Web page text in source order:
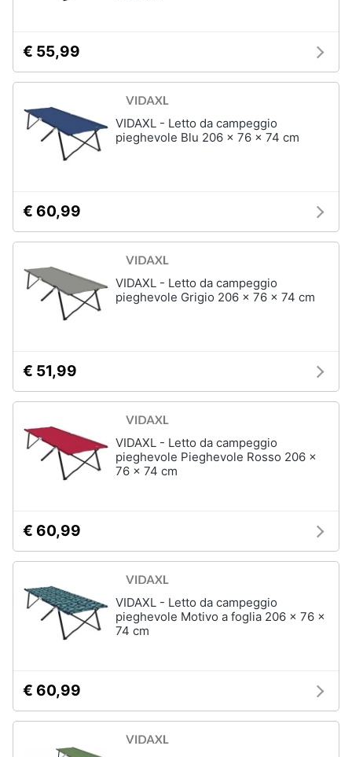
€ 55,99
VIDAXL - Letto da campeggio
pieghevole Blu 206 x 76 x 74 cm
€ 60,99
VIDAXL - Letto da campeggio
pieghevole Grigio 206 x 76 x 74 cm
€ 51,99
VIDAXL - Letto da campeggio
pieghevole Pieghevole Rosso 206 x
76 x 74 cm
€ 60,99
VIDAXL - Letto da campeggio
pieghevole Motivo a foglia 206 x 76 x
74 cm
€ 60,99